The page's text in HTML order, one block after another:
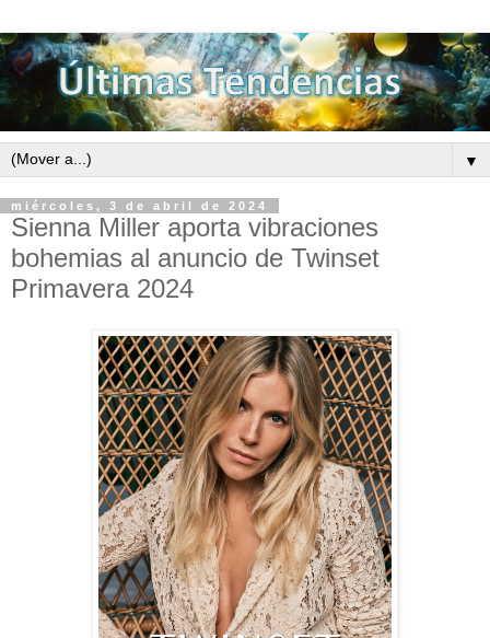
▼
miércoles, 3 de abril de 2024
Sienna Miller aporta vibraciones
bohemias al anuncio de Twinset
Primavera 2024